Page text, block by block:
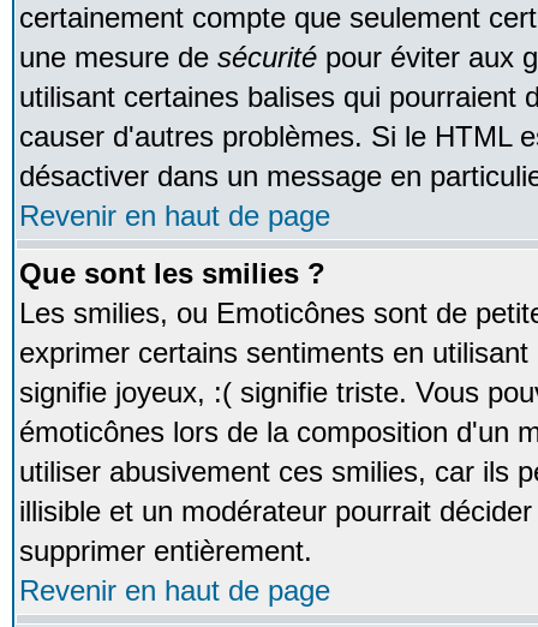
certainement compte que seulement
une mesure de sécurité pour éviter aux
utilisant certaines balises qui pourraient
causer d'autres problèmes. Si le HTML
désactiver dans un message en
Revenir en haut de page
Que sont les smilies ?
Les smilies, ou Emoticônes sont de
exprimer certains sentiments en
signifie joyeux, :( signifie triste. Vous
émoticônes lors de la composition d'un
utiliser abusivement ces smilies, car ils
illisible et un modérateur pourrait
supprimer entièrement.
Revenir en haut de page